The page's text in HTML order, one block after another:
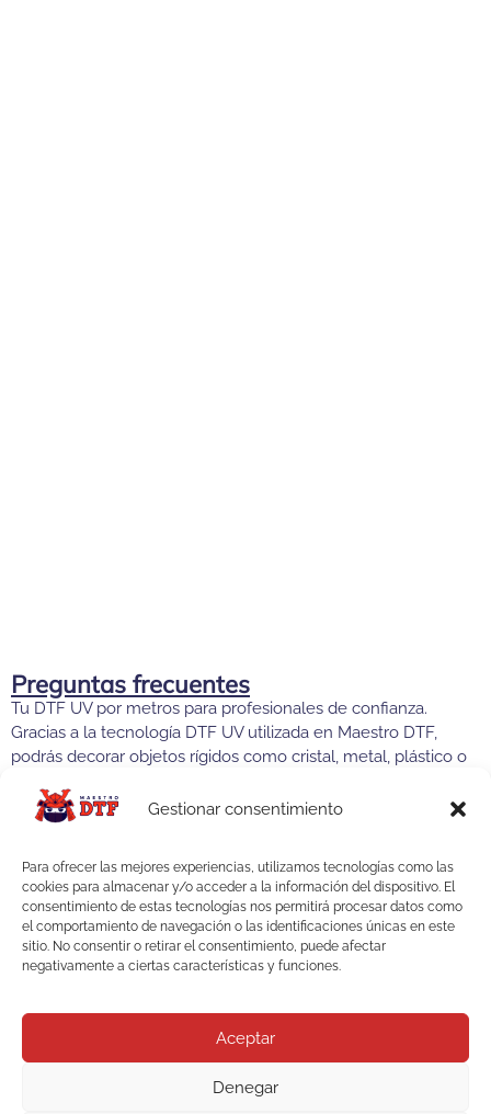
Gestionar consentimiento
Para ofrecer las mejores experiencias, utilizamos tecnologías como las
cookies para almacenar y/o acceder a la información del dispositivo. El
consentimiento de estas tecnologías nos permitirá procesar datos como
el comportamiento de navegación o las identificaciones únicas en este
sitio. No consentir o retirar el consentimiento, puede afectar
negativamente a ciertas características y funciones.
Aceptar
Denegar
Preguntas frecuentes
Tu DTF UV por metros para profesionales de confianza.
Gracias a la tecnología DTF UV utilizada en Maestro DTF,
podrás decorar objetos rígidos como cristal, metal, plástico o
costosas inversiones en maquinaria o software especializado.
¿Qué es el DTF UV y para qué se utiliza?
¿En qué superficies se puede aplicar el DTF
UV?
¿Necesita calor para su aplicación?
¿Por qué el DTF UV tiene tanta adherencia?